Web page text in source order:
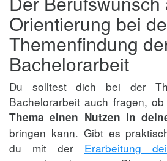
Orientierung bei
Themenfindung
Bachelorarbeit
Du solltest dich bei der
Bachelorarbeit auch fragen,
Thema einen Nutzen in
bringen kann. Gibt es
du mit der Erarbeitung